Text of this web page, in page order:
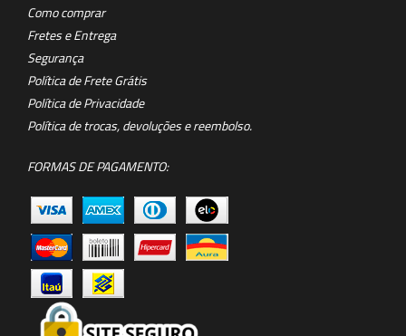
Como comprar
Fretes e Entrega
Segurança
Política de Frete Grátis
Política de Privacidade
Política de trocas, devoluções e reembolso.
FORMAS DE PAGAMENTO: